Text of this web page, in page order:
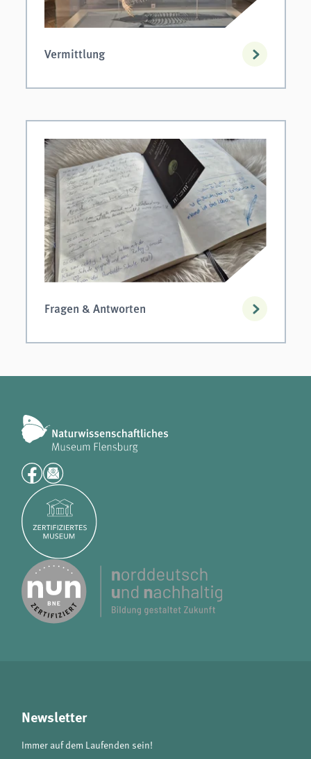
Vermittlung
Fragen & Antworten
Newsletter
Immer auf dem Laufenden sein!